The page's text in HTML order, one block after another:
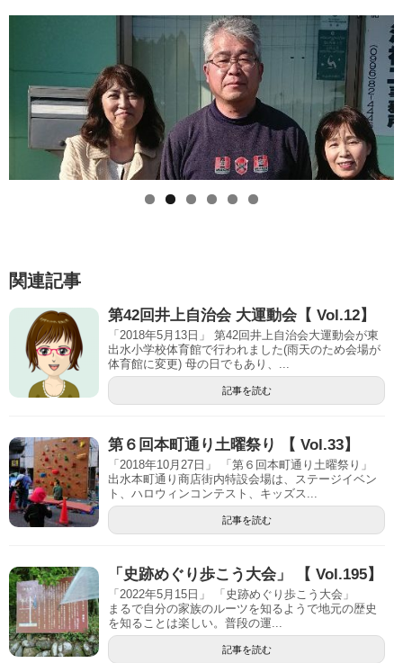
関連記事
第42回井上自治会 大運動会【 Vol.12】
「2018年5月13日」 第42回井上自治会大運動会が東
出水小学校体育館で行われました(雨天のため会場が
体育館に変更) 母の日でもあり、...
記事を読む
第６回本町通り土曜祭り 【 Vol.33】
「2018年10月27日」 「第６回本町通り土曜祭り」
出水本町通り商店街内特設会場は、ステージイベン
ト、ハロウィンコンテスト、キッズス...
記事を読む
「史跡めぐり歩こう大会」 【 Vol.195】
「2022年5月15日」 「史跡めぐり歩こう大会」
まるで自分の家族のルーツを知るようで地元の歴史
を知ることは楽しい。普段の運...
記事を読む